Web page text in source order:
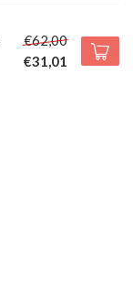
€62,00
€31,01